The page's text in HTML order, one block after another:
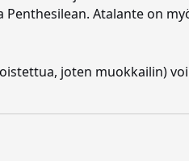
Atalante on
joten muokkailin)